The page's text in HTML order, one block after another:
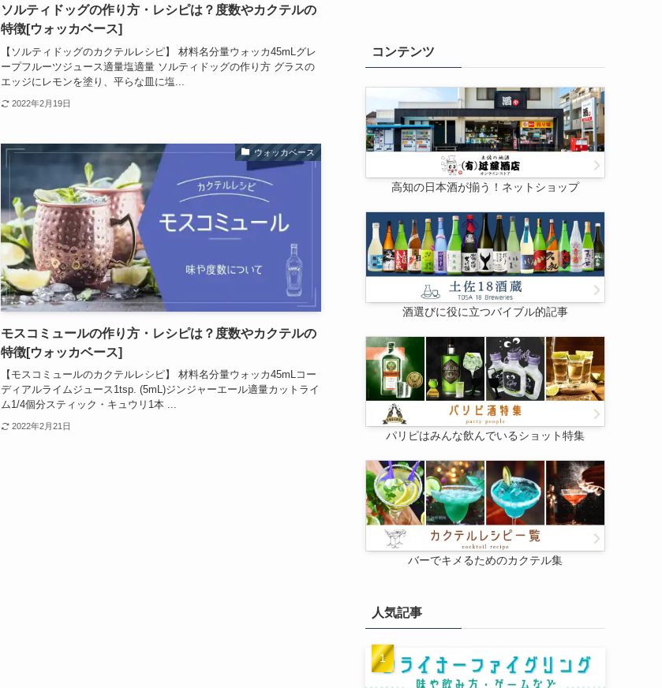
ソルティドッグの作り方・レシピは？度数やカクテルの
特徴[ウォッカベース]
【ソルティドッグのカクテルレシピ】 材料名分量ウォッカ45mLグレ
ープフルーツジュース適量塩適量 ソルティドッグの作り方 グラスの
エッジにレモンを塗り、平らな皿に塩...
2022年2月19日
ウォッカベース
モスコミュールの作り方・レシピは？度数やカクテルの
特徴[ウォッカベース]
【モスコミュールのカクテルレシピ】 材料名分量ウォッカ45mLコー
ディアルライムジュース1tsp. (5mL)ジンジャーエール適量カットライ
ム1/4個分スティック・キュウリ1本 ...
2022年2月21日
コンテンツ
高知の日本酒が揃う！ネットショップ
酒選びに役に立つバイブル的記事
パリピはみんな飲んでいるショット特集
バーでキメるためのカクテル集
人気記事